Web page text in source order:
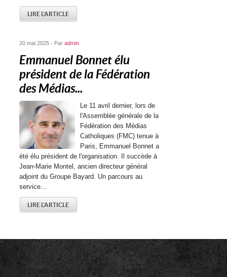
LIRE L'ARTICLE
20 mai 2025 - Paradmin
Emmanuel Bonnet élu
président de la Fédération
des Médias...
Le 11 avril dernier, lors de
l'Assemblée générale de la
Fédération des Médias
Catholiques (FMC) tenue à
Paris, Emmanuel Bonnet a
été élu président de l'organisation. Il succède à
Jean-Marie Montel, ancien directeur général
adjoint du Groupe Bayard. Un parcours au
service...
LIRE L'ARTICLE